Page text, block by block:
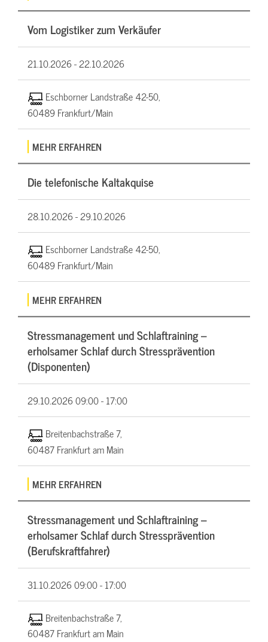
Vom Logistiker zum Verkäufer
21.10.2026 -22.10.2026
Eschborner Landstraße 42-50,
60489 Frankfurt/Main
MEHR ERFAHREN
Die telefonische Kaltakquise
28.10.2026 -29.10.2026
Eschborner Landstraße 42-50,
60489 Frankfurt/Main
MEHR ERFAHREN
Stressmanagement und Schlaftraining –
erholsamer Schlaf durch Stressprävention
(Disponenten)
29.10.202609:00 - 17:00
Breitenbachstraße 7,
60487 Frankfurt am Main
MEHR ERFAHREN
Stressmanagement und Schlaftraining –
erholsamer Schlaf durch Stressprävention
(Berufskraftfahrer)
31.10.202609:00 - 17:00
Breitenbachstraße 7,
60487 Frankfurt am Main